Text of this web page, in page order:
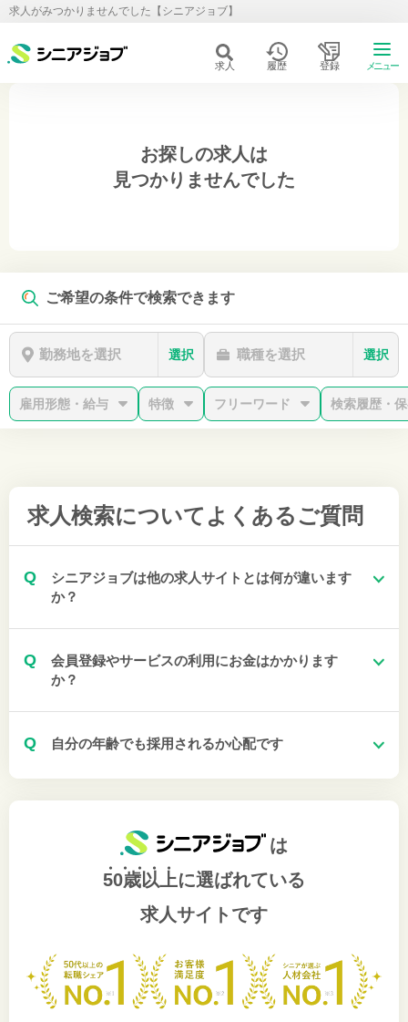
求人がみつかりませんでした【シニアジョブ】
求人 履歴 登録 メニュー
お探しの求人は
見つかりませんでした
ご希望の条件で検索できます
勤務地を選択 選択 職種を選択 選択
雇用形態・給与 特徴 フリーワード 検索履歴・
求人検索について よくあるご質問
Q
シニアジョブは他の求人サイトとは何が違います
か？
Q
会員登録やサービスの利用にお金はかかります
か？
Q 自分の年齢でも採用されるか心配です
は
50歳以上に選ばれている
求人サイトです